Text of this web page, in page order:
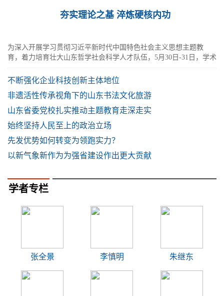
夯实理论之基 淬炼硬核内功
为深入开展学习贯彻习近平新时代中国特色社会主义思想主题教
育，着力培育壮大山东哲学社会科学人才队伍，5月30日-31日，学术
不断强化企业科技创新主体地位
非遗活性传承视角下的山东书法文化旅游
山东省委党校扎实推动主题教育走深走实
始终坚持人民至上的政治立场
先发优势如何转变为领跑实力？
以新气象新作为为强省建设作出更大贡献
学者专栏
张全景 李慎明 朱继东